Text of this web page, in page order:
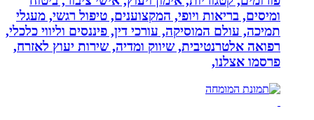
ומיסים, בריאות ויופי, המקצוענים, טיפול רגשי, מעגלי
תמיכה, עולם המוסיקה, עורכי דין, פיננסים וליווי כלכלי,
רפואה אלטרנטיבית, שיווק ומדיה, שירות יעוץ לאזרח,
פרסמו אצלנו,